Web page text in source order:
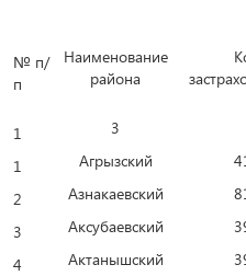
№ п/
п
Наименование
района
1
3
1
Агрызский
2
Азнакаевский
3
Аксубаевский
4
Актанышский